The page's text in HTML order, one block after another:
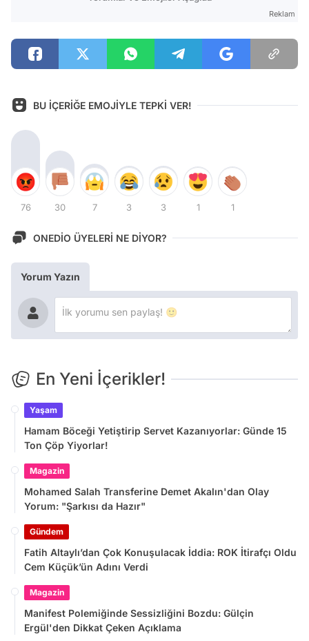
Reklam
BU İÇERİĞE EMOJİYLE TEPKİ VER!
76 30 7 3 3 1 1
ONEDİO ÜYELERİ NE DİYOR?
Yorum Yazın
En Yeni İçerikler!
Yaşam
Hamam Böceği Yetiştirip Servet Kazanıyorlar: Günde 15
Ton Çöp Yiyorlar!
Magazin
Mohamed Salah Transferine Demet Akalın'dan Olay
Yorum: "Şarkısı da Hazır"
Gündem
Fatih Altaylı’dan Çok Konuşulacak İddia: ROK İtirafçı Oldu
Cem Küçük’ün Adını Verdi
Magazin
Manifest Polemiğinde Sessizliğini Bozdu: Gülçin
Ergül'den Dikkat Çeken Açıklama